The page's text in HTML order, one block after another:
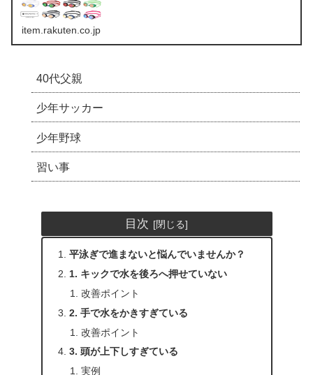
item.rakuten.co.jp
40代父親
少年サッカー
少年野球
習い事
目次
平泳ぎで進まないと悩んでいませんか？
1. キックで水を後ろへ押せていない
改善ポイント
2. 手で水をかきすぎている
改善ポイント
3. 頭が上下しすぎている
実例